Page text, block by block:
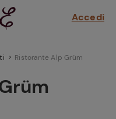
Accedi
Ristorante Alp Grüm